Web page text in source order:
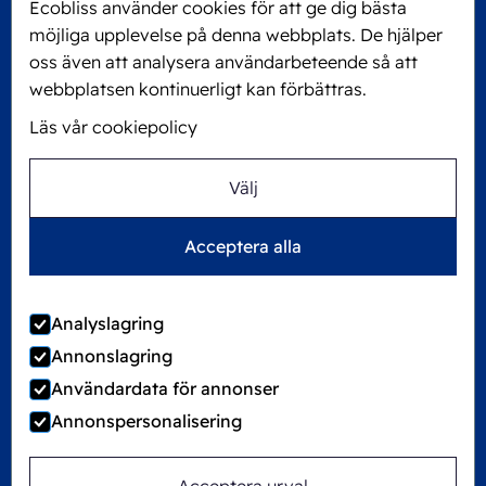
Ecobliss använder cookies för att ge dig bästa
möjliga upplevelse på denna webbplats. De hjälper
oss även att analysera användarbeteende så att
webbplatsen kontinuerligt kan förbättras.
Läs vår cookiepolicy
Välj
Acceptera alla
Analyslagring
Annonslagring
Användardata för annonser
Annonspersonalisering
6101 XJ Echt, The Netherlands
KVK: 60610182
+31 475 390 550
Ecobliss är FSC®-certifierat med licensnummer
©2026Ecobliss Group
Locked4Kids är en del av